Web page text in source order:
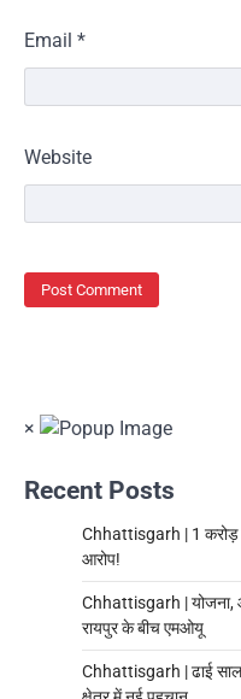
Email *
Website
×
Recent Posts
Chhattisgarh | 1 करोड़
आरोप!
Chhattisgarh | योजना,
रायपुर के बीच एमओयू
Chhattisgarh | ढाई साल